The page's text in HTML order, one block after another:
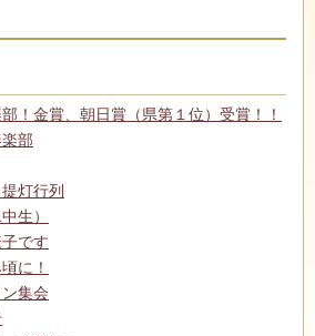
！金賞、朝日賞（県第１位）受賞！！
部
灯行列
生）
です
に！
集会